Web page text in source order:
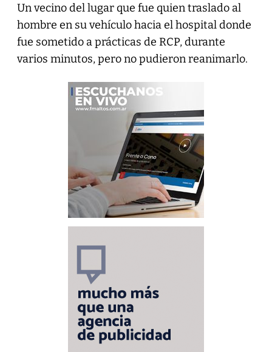
Un vecino del lugar que fue quien traslado al
hombre en su vehículo hacia el hospital donde
fue sometido a prácticas de RCP, durante
varios minutos, pero no pudieron reanimarlo.